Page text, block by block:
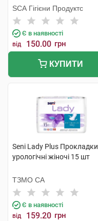
SCA Гігієни Продуктс
Є в наявності
від 150.00 грн
КУПИТИ
Seni Lady Plus Прокладки
урологічні жіночі 15 шт
ТЗМО СА
Є в наявності
від 159.20 грн